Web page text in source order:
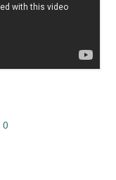
0